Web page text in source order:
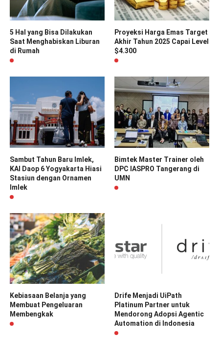
5 Hal yang Bisa Dilakukan
Saat Menghabiskan Liburan
di Rumah
Proyeksi Harga Emas Target
Akhir Tahun 2025 Capai Level
$4.300
Sambut Tahun Baru Imlek,
KAI Daop 6 Yogyakarta Hiasi
Stasiun dengan Ornamen
Imlek
Bimtek Master Trainer oleh
DPC IASPRO Tangerang di
UMN
Kebiasaan Belanja yang
Membuat Pengeluaran
Membengkak
Drife Menjadi UiPath
Platinum Partner untuk
Mendorong Adopsi Agentic
Automation di Indonesia